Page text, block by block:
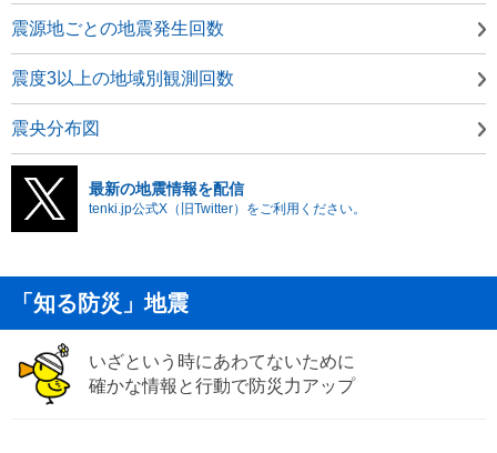
震源地ごとの地震発生回数
震度3以上の地域別観測回数
震央分布図
最新の地震情報を配信
tenki.jp公式X（旧Twitter）をご利用ください。
「知る防災」地震
いざという時にあわてないために
確かな情報と行動で防災力アップ